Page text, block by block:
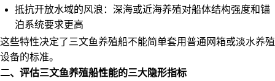
抵抗开放水域的风浪：深海或近海养殖对船体结构强度和锚
泊系统要求更高
这些特性决定了三文鱼养殖船不能简单套用普通网箱或淡水养殖
设备的标准。
二、评估三文鱼养殖船性能的三大隐形指标